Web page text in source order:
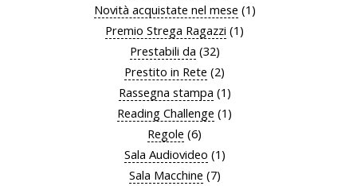
Novità acquistate nel mese (1)
Premio Strega Ragazzi (1)
Prestabili da (32)
Prestito in Rete (2)
Rassegna stampa (1)
Reading Challenge (1)
Regole (6)
Sala Audiovideo (1)
Sala Macchine (7)